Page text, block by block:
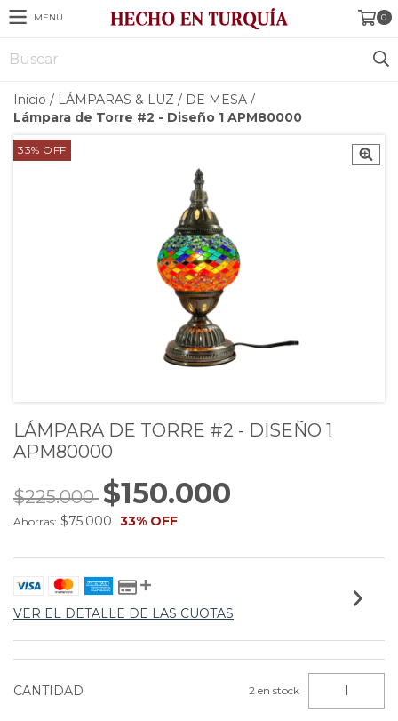
MENÚ 0
Inicio / LÁMPARAS & LUZ / DE MESA /
Lámpara de Torre #2 - Diseño 1 APM80000
33% OFF
LÁMPARA DE TORRE #2 - DISEÑO 1
APM80000
$225.000 $150.000
Ahorras: $75.000 33% OFF
VER EL DETALLE DE LAS CUOTAS
CANTIDAD 2 en stock